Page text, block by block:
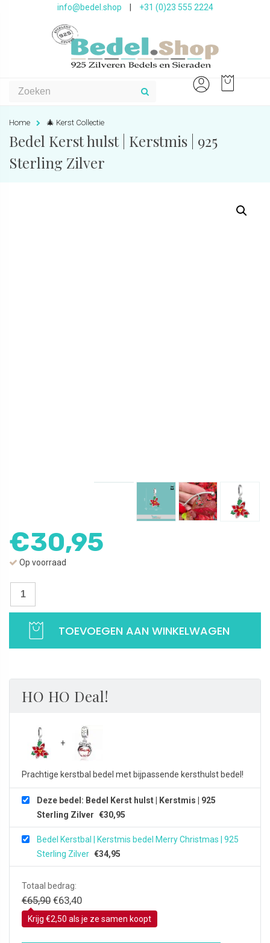
info@bedel.shop +31 (0)23 555 2224
Home 🎄 Kerst Collectie
Bedel Kerst hulst | Kerstmis | 925
Sterling Zilver
€30,95
Op voorraad
Bedel
Kerstmis
Sterling
Zilver
TOEVOEGEN AAN WINKELWAGEN
HO HO Deal!
Prachtige kerstbal bedel met bijpassende kersthulst bedel!
Deze bedel: Bedel Kerst hulst | Kerstmis | 925
Sterling Zilver €30,95
Bedel Kerstbal | Kerstmis bedel Merry Christmas | 925
Sterling Zilver €34,95
Totaal bedrag:
€65,90 Oorspronkelijke
prijs
was:
€63,40Huidige
prijs
is:
Krijg €2,50 als je ze samen koopt